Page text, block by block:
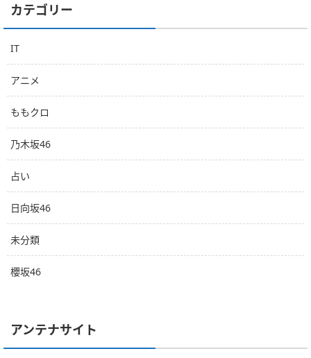
カテゴリー
IT
アニメ
ももクロ
乃木坂46
占い
日向坂46
未分類
櫻坂46
アンテナサイト